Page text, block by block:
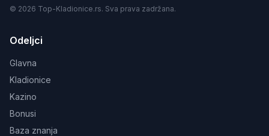
© 2026 Top-Kladionice.rs. Sva prava zadržana.
Odeljci
Glavna
Kladionice
Kazino
Bonusi
Baza znanja